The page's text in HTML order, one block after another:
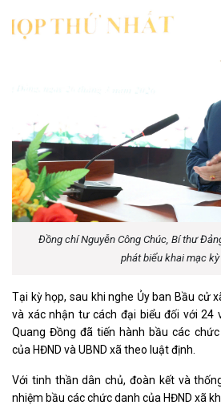
Đồng chí Nguyễn Công Chúc, Bí thư
phát biểu khai mạc kỳ
Tại kỳ họp, sau khi nghe Ủy ban Bầu cử
và xác nhận tư cách đại biểu đối với 24
Quang Đồng đã tiến hành bầu các
của HĐND và UBND xã theo luật định.
Với tinh thần dân chủ, đoàn kết và
nhiệm bầu các chức danh của HĐND xã